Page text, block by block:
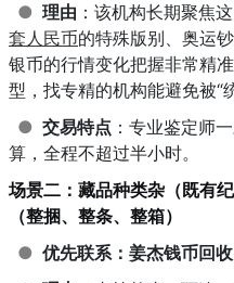
● 理由 ：该机构长期聚焦
套人民币的特殊版别、奥运
银币的行情变化把握非常精
型，找专精的机构能避免被“
● 交易特点 ：专业鉴定师
算，全程不超过半小时。
场景二：藏品种类杂（既有
（整捆、整条、整箱）
● 优先联系：姜杰钱币回